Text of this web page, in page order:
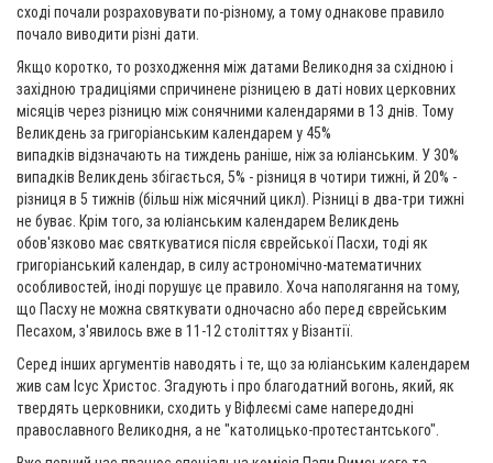
сході почали розраховувати по-різному, а тому однакове правило
почало виводити різні дати.
Якщо коротко, то розходження між датами Великодня за східною і
західною традиціями спричинене різницею в даті нових церковних
місяців через різницю між сонячними календарями в 13 днів. Тому
Великдень за григоріанським календарем у 45%
випадків відзначають на тиждень раніше, ніж за юліанським. У 30%
випадків Великдень збігається, 5% - різниця в чотири тижні, й 20% -
різниця в 5 тижнів (більш ніж місячний цикл). Різниці в два-три тижні
не буває. Крім того, за юліанським календарем Великдень
обов'язково має святкуватися після єврейської Пасхи, тоді як
григоріанський календар, в силу астрономічно-математичних
особливостей, іноді порушує це правило. Хоча наполягання на тому,
що Пасху не можна святкувати одночасно або перед єврейським
Песахом, з'явилось вже в 11-12 століттях у Візантії.
Серед інших аргументів наводять і те, що за юліанським календарем
жив сам Ісус Христос. Згадують і про благодатний вогонь, який, як
твердять церковники, сходить у Віфлеємі саме напередодні
православного Великодня, а не "католицько-протестантського".